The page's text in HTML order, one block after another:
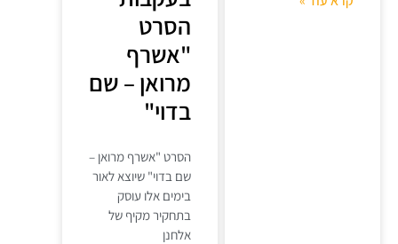
הסרט
"אשרף
מרואן – שם
בדוי"
הסרט "אשרף מרואן –
שם בדוי" שיוצא לאור
בימים אלו עוסק
בתחקיר מקיף של
אלחנן